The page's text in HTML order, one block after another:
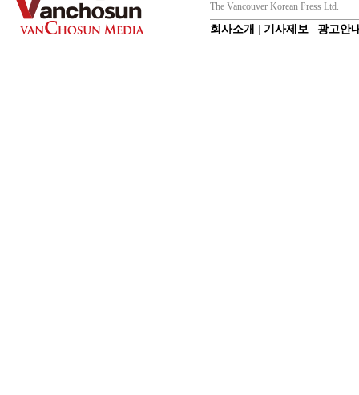
The Vancouver Korean Press Ltd.
회사소개 기사제보 광고안